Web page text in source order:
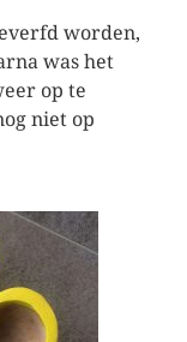
worden,
was het
op te
niet op